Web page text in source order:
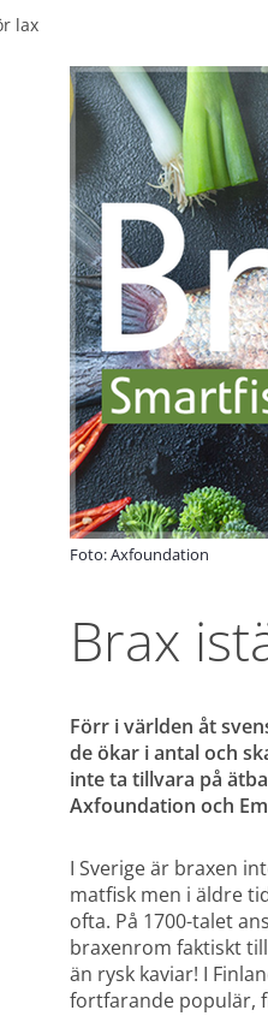
lax
Foto: Axfoundation
Brax
Förr i världen åt
de ökar i antal och
inte ta tillvara på
Axfoundation och
I Sverige är braxen
matfisk men i äldre
ofta. På 1700-talet
braxenrom faktiskt
än rysk kaviar! I
fortfarande populär,